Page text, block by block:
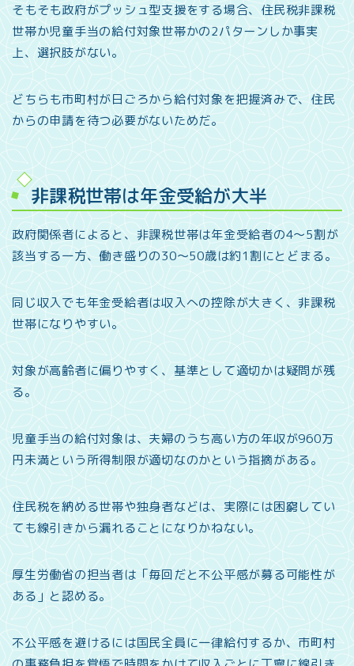
そもそも政府がプッシュ型支援をする場合、住民税非課税
世帯か児童手当の給付対象世帯かの2パターンしか事実
上、選択肢がない。
どちらも市町村が日ごろから給付対象を把握済みで、住民
からの申請を待つ必要がないためだ。
非課税世帯は年金受給が大半
政府関係者によると、非課税世帯は年金受給者の4～5割が
該当する一方、働き盛りの30～50歳は約1割にとどまる。
同じ収入でも年金受給者は収入への控除が大きく、非課税
世帯になりやすい。
対象が高齢者に偏りやすく、基準として適切かは疑問が残
る。
児童手当の給付対象は、夫婦のうち高い方の年収が960万
円未満という所得制限が適切なのかという指摘がある。
住民税を納める世帯や独身者などは、実際には困窮してい
ても線引きから漏れることになりかねない。
厚生労働省の担当者は「毎回だと不公平感が募る可能性が
ある」と認める。
不公平感を避けるには国民全員に一律給付するか、市町村